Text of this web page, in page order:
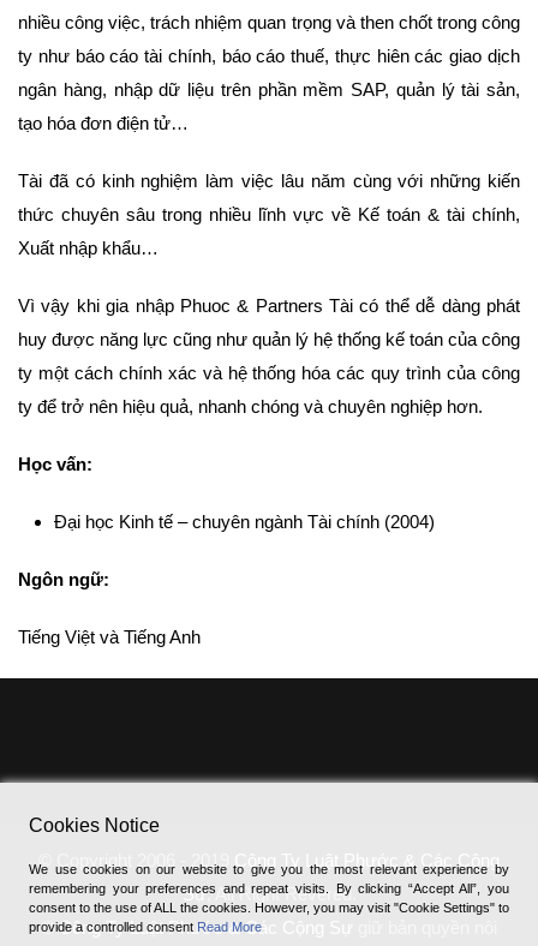
nhiều công việc, trách nhiệm quan trọng và then chốt trong công
ty như báo cáo tài chính, báo cáo thuế, thực hiên các giao dịch
ngân hàng, nhập dữ liệu trên phần mềm SAP, quản lý tài sản,
tạo hóa đơn điện tử…
Tài đã có kinh nghiệm làm việc lâu năm cùng với những kiến
thức chuyên sâu trong nhiều lĩnh vực về Kế toán & tài chính,
Xuất nhập khẩu…
Vì vậy khi gia nhập Phuoc & Partners Tài có thể dễ dàng phát
huy được năng lực cũng như quản lý hệ thống kế toán của công
ty một cách chính xác và hệ thống hóa các quy trình của công
ty để trở nên hiệu quả, nhanh chóng và chuyên nghiệp hơn.
Học vấn:
Đại học Kinh tế – chuyên ngành Tài chính (2004)
Ngôn ngữ:
Tiếng Việt và Tiếng Anh
© Copyright 2006 - 2019
Công Ty Luật Phước & Các Cộng
Sự, All Right Revered.
®Công Ty Luật Phước & Các Cộng Sự
Cookies Notice
We use cookies on our website to give you the most relevant experience by
remembering your preferences and repeat visits. By clicking “Accept All”, you
consent to the use of ALL the cookies. However, you may visit "Cookie Settings" to
provide a controlled consent Read More